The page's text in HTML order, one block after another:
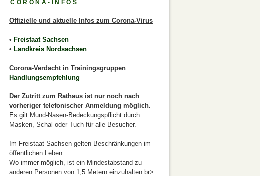
CORONA-INFOS
Offizielle und aktuelle Infos zum Corona-Virus
• Freistaat Sachsen
• Landkreis Nordsachsen
Corona-Verdacht in Trainingsgruppen
Handlungsempfehlung
Der Zutritt zum Rathaus ist nur noch nach
vorheriger telefonischer Anmeldung möglich.
Es gilt Mund-Nasen-Bedeckungspflicht durch
Masken, Schal oder Tuch für alle Besucher.
Im Freistaat Sachsen gelten Beschränkungen im
öffentlichen Leben.
Wo immer möglich, ist ein Mindestabstand zu
anderen Personen von 1,5 Metern einzuhalten br>